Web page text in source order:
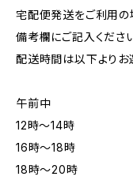
宅配便発送をご利用の
備考欄にご記入ください
配送時間は以下よりお
午前中
12時〜14時
16時〜18時
18時〜20時